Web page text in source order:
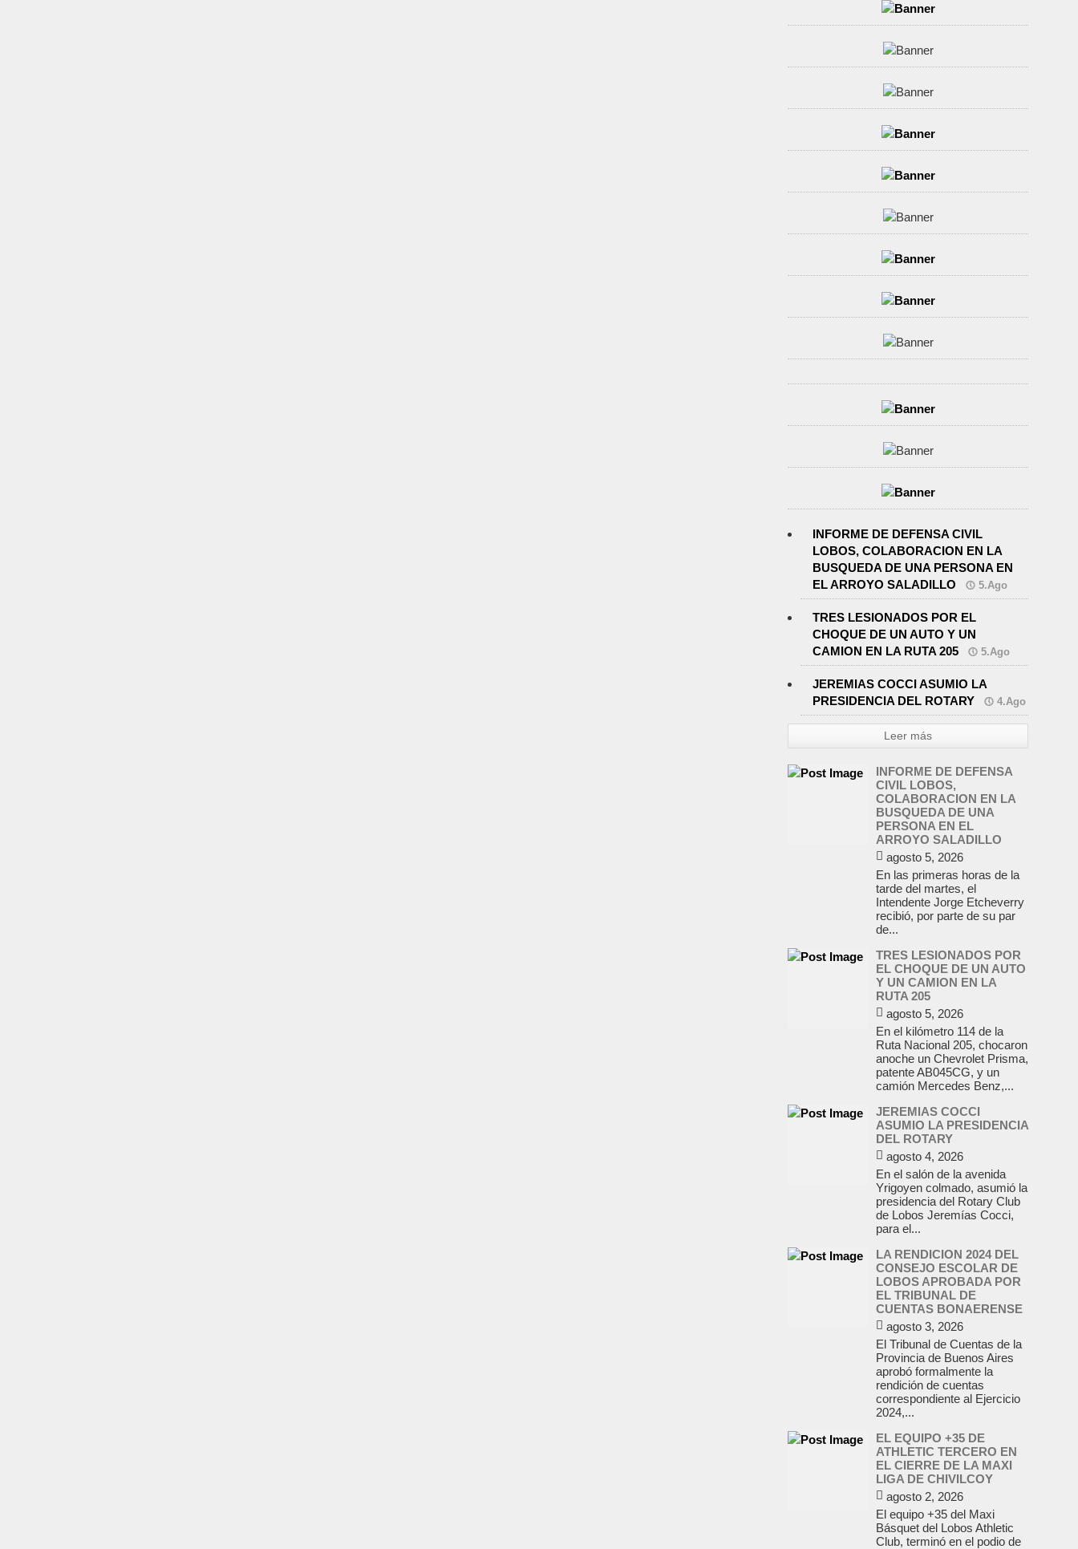
INFORME DE DEFENSA CIVIL
LOBOS, COLABORACION EN LA
BUSQUEDA DE UNA PERSONA EN
EL ARROYO SALADILLO
5.Ago
TRES LESIONADOS POR EL
CHOQUE DE UN AUTO Y UN
CAMION EN LA RUTA 205
5.Ago
JEREMIAS COCCI ASUMIO LA
PRESIDENCIA DEL ROTARY
4.Ago
Leer más
INFORME DE DEFENSA
CIVIL LOBOS,
COLABORACION EN LA
BUSQUEDA DE UNA
PERSONA EN EL
ARROYO SALADILLO
agosto 5, 2026
En las primeras horas de la
tarde del martes, el
Intendente Jorge Etcheverry
recibió, por parte de su par
de...
TRES LESIONADOS POR
EL CHOQUE DE UN AUTO
Y UN CAMION EN LA
RUTA 205
agosto 5, 2026
En el kilómetro 114 de la
Ruta Nacional 205, chocaron
anoche un Chevrolet Prisma,
patente AB045CG, y un
camión Mercedes Benz,...
JEREMIAS COCCI
ASUMIO LA PRESIDENCIA
DEL ROTARY
agosto 4, 2026
En el salón de la avenida
Yrigoyen colmado, asumió la
presidencia del Rotary Club
de Lobos Jeremías Cocci,
para el...
LA RENDICION 2024 DEL
CONSEJO ESCOLAR DE
LOBOS APROBADA POR
EL TRIBUNAL DE
CUENTAS BONAERENSE
agosto 3, 2026
El Tribunal de Cuentas de la
Provincia de Buenos Aires
aprobó formalmente la
rendición de cuentas
correspondiente al Ejercicio
2024,...
EL EQUIPO +35 DE
ATHLETIC TERCERO EN
EL CIERRE DE LA MAXI
LIGA DE CHIVILCOY
agosto 2, 2026
El equipo +35 del Maxi
Básquet del Lobos Athletic
Club, terminó en el podio de